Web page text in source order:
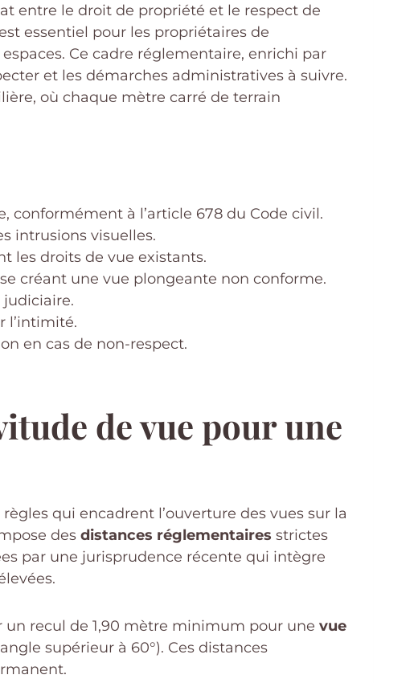
entre le droit de propriété et le respect de
essentiel pour les propriétaires de
Ce cadre réglementaire, enrichi par
et les démarches administratives à suivre.
où chaque mètre carré de terrain
conformément à l’article 678 du Code civil.
intrusions visuelles.
les droits de vue existants.
créant une vue plongeante non conforme.
l’intimité.
en cas de non-respect.
de vue pour une
qui encadrent l’ouverture des vues sur la
des distances réglementaires strictes
par une jurisprudence récente qui intègre
recul de 1,90 mètre minimum pour une vue
supérieur à 60°). Ces distances